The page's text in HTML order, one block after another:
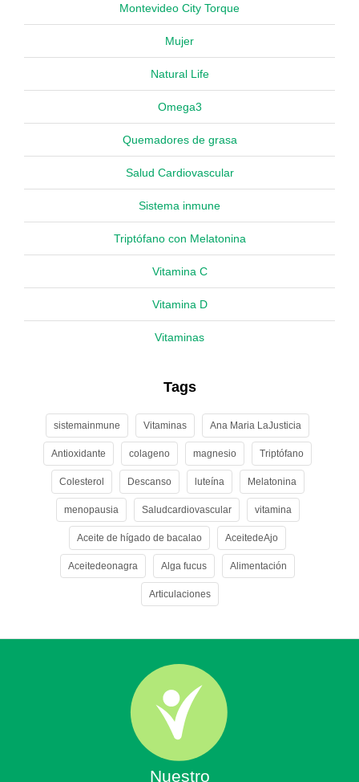
Montevideo City Torque
Mujer
Natural Life
Omega3
Quemadores de grasa
Salud Cardiovascular
Sistema inmune
Triptófano con Melatonina
Vitamina C
Vitamina D
Vitaminas
Tags
sistemainmune Vitaminas Ana Maria LaJusticia
Antioxidante colageno magnesio Triptófano
Colesterol Descanso luteína Melatonina
menopausia Saludcardiovascular vitamina
Aceite de hígado de bacalao AceitedeAjo
Aceitedeonagra Alga fucus Alimentación
Articulaciones
Nuestro